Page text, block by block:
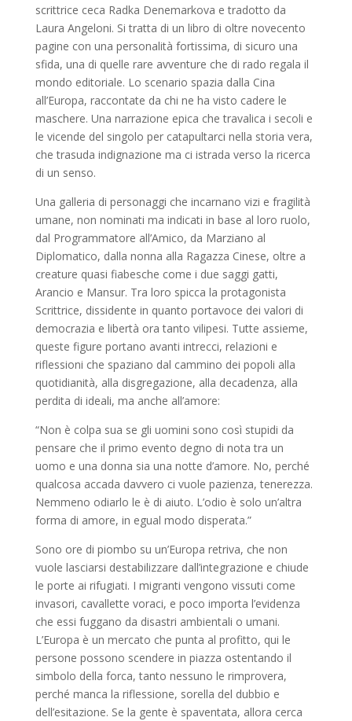
scrittrice ceca Radka Denemarkova e tradotto da
Laura Angeloni. Si tratta di un libro di oltre novecento
pagine con una personalità fortissima, di sicuro una
sfida, una di quelle rare avventure che di rado regala il
mondo editoriale. Lo scenario spazia dalla Cina
all’Europa, raccontate da chi ne ha visto cadere le
maschere. Una narrazione epica che travalica i secoli e
le vicende del singolo per catapultarci nella storia vera,
che trasuda indignazione ma ci istrada verso la ricerca
di un senso.
Una galleria di personaggi che incarnano vizi e fragilità
umane, non nominati ma indicati in base al loro ruolo,
dal Programmatore all’Amico, da Marziano al
Diplomatico, dalla nonna alla Ragazza Cinese, oltre a
creature quasi fiabesche come i due saggi gatti,
Arancio e Mansur. Tra loro spicca la protagonista
Scrittrice, dissidente in quanto portavoce dei valori di
democrazia e libertà ora tanto vilipesi. Tutte assieme,
queste figure portano avanti intrecci, relazioni e
riflessioni che spaziano dal cammino dei popoli alla
quotidianità, alla disgregazione, alla decadenza, alla
perdita di ideali, ma anche all’amore:
“Non è colpa sua se gli uomini sono così stupidi da
pensare che il primo evento degno di nota tra un
uomo e una donna sia una notte d’amore. No, perché
qualcosa accada davvero ci vuole pazienza, tenerezza.
Nemmeno odiarlo le è di aiuto. L’odio è solo un’altra
forma di amore, in egual modo disperata.”
Sono ore di piombo su un’Europa retriva, che non
vuole lasciarsi destabilizzare dall’integrazione e chiude
le porte ai rifugiati. I migranti vengono vissuti come
invasori, cavallette voraci, e poco importa l’evidenza
che essi fuggano da disastri ambientali o umani.
L’Europa è un mercato che punta al profitto, qui le
persone possono scendere in piazza ostentando il
simbolo della forca, tanto nessuno le rimprovera,
perché manca la riflessione, sorella del dubbio e
dell’esitazione. Se la gente è spaventata, allora cerca